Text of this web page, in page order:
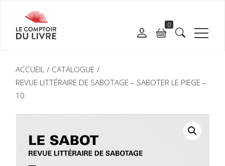
0
ACCUEIL
CATALOGUE
REVUE LITTÉRAIRE DE SABOTAGE – SABOTER LE PIEGE –
10